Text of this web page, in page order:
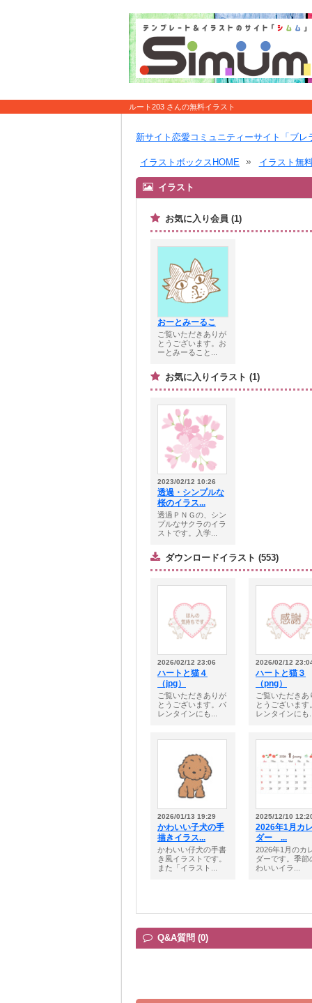
ルート203 さんの無料イラスト
新サイト恋愛コミュニティーサイト「ブレ
イラストボックスHOME イラスト無
イラスト
お気に入り会員 (1)
おーとみーるこ
ご覧いただきありが
とうございます。お
ーとみーること...
お気に入りイラスト (1)
2023/02/12 10:26
透過・シンプルな
桜のイラス...
透過ＰＮＧの、シン
プルなサクラのイラ
ストです。入学...
ダウンロードイラスト (553)
2026/02/12 23:06
ハートと猫４
（jpg）
ご覧いただきありが
とうございます。バ
レンタインにも...
2026/02/12
ハートと猫３
（png）
ご覧いただきあ
とうございます
レンタインにも
2026/01/13 19:29
かわいい子犬の手
描きイラス...
かわいい仔犬の手書
き風イラストです。
また「イラスト...
2025/12/10
2026年1月カ
ダー ...
2026年1月のカ
ダーです。季節
わいいイラ...
Q&A質問 (0)